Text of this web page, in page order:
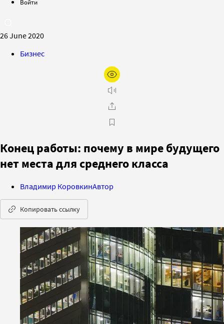
Войти
26 June 2020
Бизнес
Конец работы: почему в мире будущего
нет места для среднего класса
Владимир КоровкинАвтор
Копировать ссылку